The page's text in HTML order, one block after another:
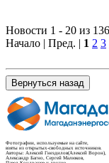
Новости 1 - 20 из
Начало | Пред. | 1 2 3
Вернуться назад
Фотографии, используемые на сайте,
взяты из открытых-свободных источников.
Авторы: Алексей Гнездилов(Алексей Ворон),
Александр Багно, Сергей Малюков,